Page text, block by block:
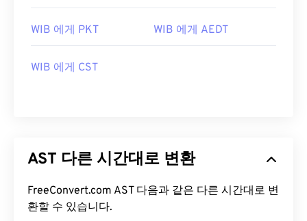
WIB 에게 PKT WIB 에게 AEDT
WIB 에게 CST
AST 다른 시간대로 변환
FreeConvert.com AST 다음과 같은 다른 시간대로 변
환할 수 있습니다.